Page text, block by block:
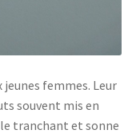
jeunes femmes. Leur
souvent mis en
tranchant et sonne